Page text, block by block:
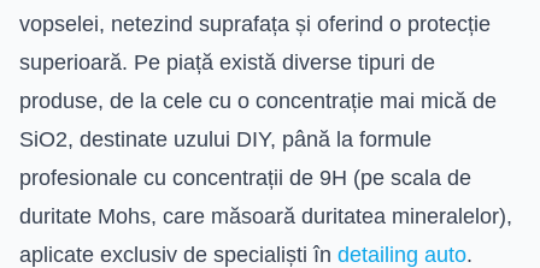
vopselei, netezind suprafața și oferind o protecție
superioară. Pe piață există diverse tipuri de
produse, de la cele cu o concentrație mai mică de
SiO2, destinate uzului DIY, până la formule
profesionale cu concentrații de 9H (pe scala de
duritate Mohs, care măsoară duritatea mineralelor),
aplicate exclusiv de specialiști în detailing auto.